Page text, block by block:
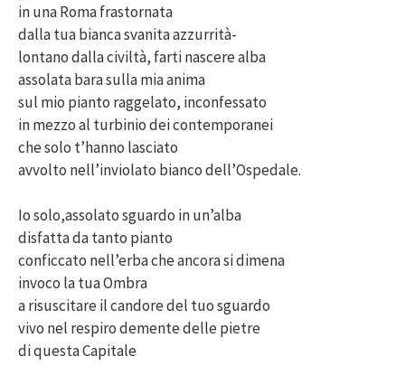
in una Roma frastornata
dalla tua bianca svanita azzurrità-
lontano dalla civiltà, farti nascere alba
assolata bara sulla mia anima
sul mio pianto raggelato, inconfessato
in mezzo al turbinio dei contemporanei
che solo t’hanno lasciato
avvolto nell’inviolato bianco dell’Ospedale.
Io solo,assolato sguardo in un’alba
disfatta da tanto pianto
conficcato nell’erba che ancora si dimena
invoco la tua Ombra
a risuscitare il candore del tuo sguardo
vivo nel respiro demente delle pietre
di questa Capitale